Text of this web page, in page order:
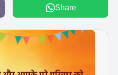
Share